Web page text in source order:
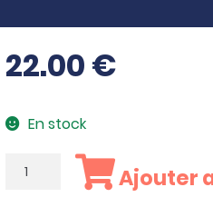
22.00€
En stock
quantité
Ajouter